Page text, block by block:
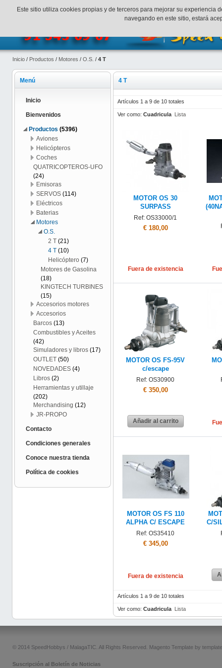
¡Bienvenidos a SpeedHobbys! Mi cuenta Finalizar
Inicio / Productos / Motores / O.S. / 4 T
4 T
Artículos 1 a 9 de 10 totales
Ver como: Cuadricula Lista
MOTOR OS 30
SURPASS
Ref: OS33000/1
€ 180,00
Fuera de existencia
MOTOR OS FS-95V
c/escape
Ref: OS30900
€ 350,00
Añadir al carrito
MOTOR OS FS 110
ALPHA C/ ESCAPE
Ref: OS35410
€ 345,00
Fuera de existencia
C/
Artículos 1 a 9 de 10 totales
Ver como: Cuadricula Lista
Menú
Inicio
Bienvenidos
Productos (5396)
Aviones
Helicópteros
Coches
QUATRICOPTEROS-UFO
(24)
Emisoras
SERVOS (114)
Eléctricos
Baterias
Motores
O.S.
2 T (21)
4 T (10)
Helicóptero (7)
Motores de Gasolina
(18)
KINGTECH TURBINES
(15)
Accesorios motores
Accesorios
Barcos (13)
Combustibles y Aceites
(42)
Simuladores y libros (17)
OUTLET (50)
NOVEDADES (4)
Libros (2)
Herramientas y utillaje
(202)
Merchandising (12)
JR-PROPO
Contacto
Condiciones generales
Conoce nuestra tienda
Política de cookies
© 2014 SpeedHobbys / MalagaTIC. All Rights Reserved. Magento Template by
Suscripción al Boletín de Noticias
Este sitio utiliza cookies propias y de terceros para mejorar su
navegando en este sitio, estará